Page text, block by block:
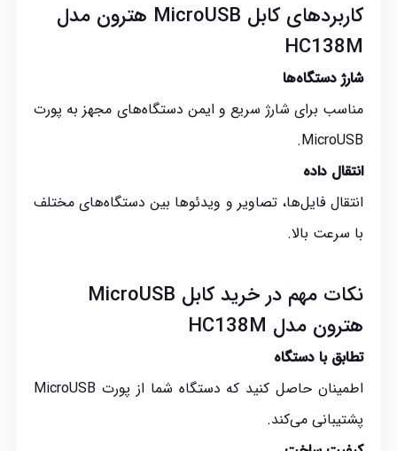
کاربردهای کابل MicroUSB هترون مدل
HC138M
شارژ دستگاه‌ها
مناسب برای شارژ سریع و ایمن دستگاه‌های مجهز به پورت
MicroUSB.
انتقال داده
انتقال فایل‌ها، تصاویر و ویدئوها بین دستگاه‌های مختلف
با سرعت بالا.
نکات مهم در خرید کابل MicroUSB
هترون مدل HC138M
تطابق با دستگاه
اطمینان حاصل کنید که دستگاه شما از پورت MicroUSB
پشتیبانی می‌کند.